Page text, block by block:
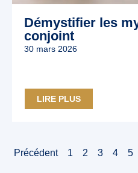
Démystifier les
conjoint
30 mars 2026
LIRE PLUS
Précédent 1 2 3 4 5